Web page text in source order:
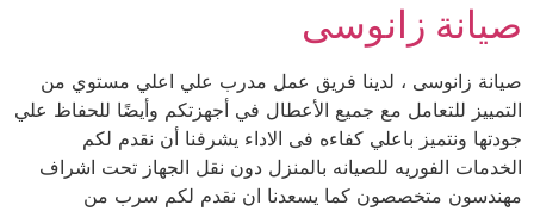
صيانة زانوسى
صيانة زانوسى ، لدينا فريق عمل مدرب علي اعلي مستوي من
التمييز للتعامل مع جميع الأعطال في أجهزتكم وأيضًا للحفاظ علي
جودتها ونتميز باعلي كفاءه فى الاداء يشرفنا أن نقدم لكم
الخدمات الفوريه للصيانه بالمنزل دون نقل الجهاز تحت اشراف
مهندسون متخصصون كما يسعدنا ان نقدم لكم سرب من